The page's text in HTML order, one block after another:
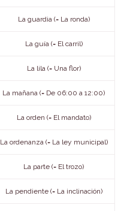
La guardia (= La ronda)
La guía (= El carril)
La lila (= Una flor)
La mañana (= De 06:00 a 12:00)
La orden (= El mandato)
La ordenanza (= La ley municipal)
La parte (= El trozo)
La pendiente (= La inclinación)